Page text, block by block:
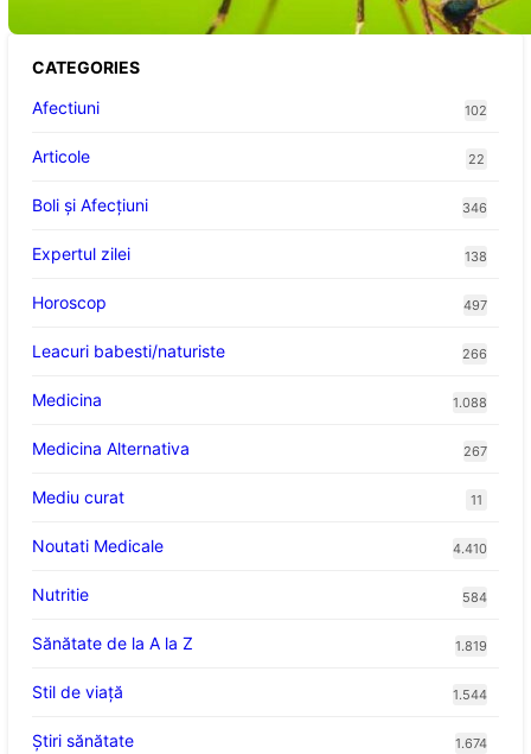
CATEGORIES
Afectiuni
102
Articole 22
Boli și Afecțiuni 346
Expertul zilei 138
Horoscop 497
Leacuri babesti/naturiste 266
Medicina 1.088
Medicina Alternativa 267
Mediu curat 11
Noutati Medicale 4.410
Nutritie 584
Sănătate de la A la Z 1.819
Stil de viaţă 1.544
Ştiri sănătate 1.674